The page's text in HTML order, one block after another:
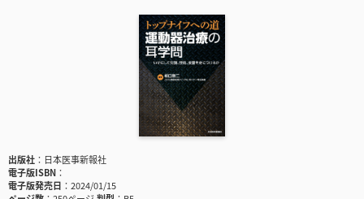
出版社
日本医事新報社
電子版ISBN
電子版発売日
2024/01/15